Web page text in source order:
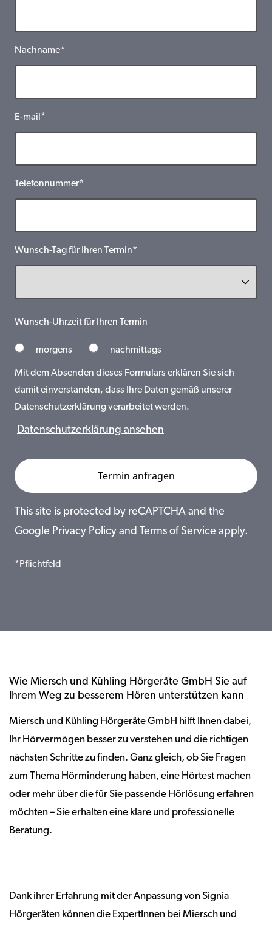
Nachname*
E-mail*
Telefonnummer*
Wunsch-Tag für Ihren Termin*
Wunsch-Uhrzeit für Ihren Termin
morgens nachmittags
Mit dem Absenden dieses Formulars erklären Sie sich
damit einverstanden, dass Ihre Daten gemäß unserer
Datenschutzerklärung verarbeitet werden.
Datenschutzerklärung ansehen
This site is protected by reCAPTCHA and the
Google Privacy Policy and Terms of Service apply.
*Pflichtfeld
Wie Miersch und Kühling Hörgeräte GmbH Sie auf
Ihrem Weg zu besserem Hören unterstützen kann
Miersch und Kühling Hörgeräte GmbH hilft Ihnen dabei,
Ihr Hörvermögen besser zu verstehen und die richtigen
nächsten Schritte zu finden. Ganz gleich, ob Sie Fragen
zum Thema Hörminderung haben, eine Hörtest machen
oder mehr über die für Sie passende Hörlösung erfahren
möchten – Sie erhalten eine klare und professionelle
Beratung.
Dank ihrer Erfahrung mit der Anpassung von Signia
Hörgeräten können die ExpertInnen bei Miersch und